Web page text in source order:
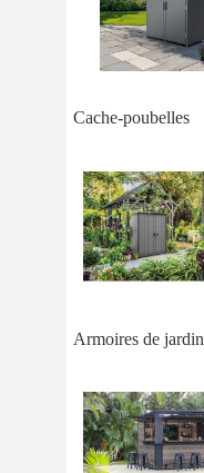
Cache-poubelles
Armoires de jardin